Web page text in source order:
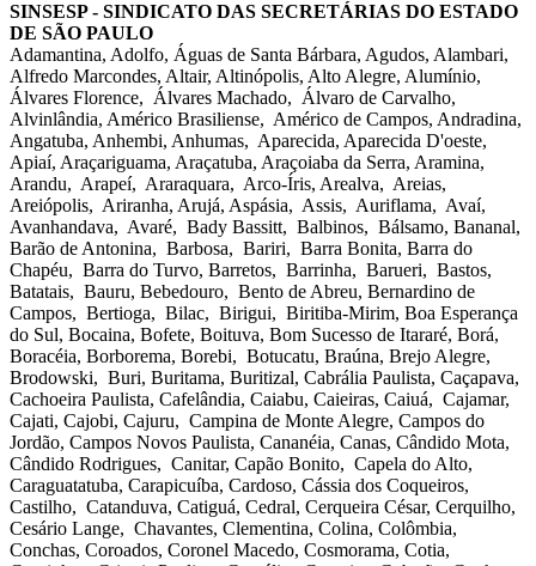
SINSESP - SINDICATO DAS SECRETÁRIAS DO ESTADO
DE SÃO PAULO
Adamantina, Adolfo, Águas de Santa Bárbara, Agudos, Alambari,
Alfredo Marcondes, Altair, Altinópolis, Alto Alegre, Alumínio,
Álvares Florence, Álvares Machado, Álvaro de Carvalho,
Alvinlândia, Américo Brasiliense, Américo de Campos, Andradina,
Angatuba, Anhembi, Anhumas, Aparecida, Aparecida D'oeste,
Apiaí, Araçariguama, Araçatuba, Araçoiaba da Serra, Aramina,
Arandu, Arapeí, Araraquara, Arco-Íris, Arealva, Areias,
Areiópolis, Ariranha, Arujá, Aspásia, Assis, Auriflama, Avaí,
Avanhandava, Avaré, Bady Bassitt, Balbinos, Bálsamo, Bananal,
Barão de Antonina, Barbosa, Bariri, Barra Bonita, Barra do
Chapéu, Barra do Turvo, Barretos, Barrinha, Barueri, Bastos,
Batatais, Bauru, Bebedouro, Bento de Abreu, Bernardino de
Campos, Bertioga, Bilac, Birigui, Biritiba-Mirim, Boa Esperança
do Sul, Bocaina, Bofete, Boituva, Bom Sucesso de Itararé, Borá,
Boracéia, Borborema, Borebi, Botucatu, Braúna, Brejo Alegre,
Brodowski, Buri, Buritama, Buritizal, Cabrália Paulista, Caçapava,
Cachoeira Paulista, Cafelândia, Caiabu, Caieiras, Caiuá, Cajamar,
Cajati, Cajobi, Cajuru, Campina de Monte Alegre, Campos do
Jordão, Campos Novos Paulista, Cananéia, Canas, Cândido Mota,
Cândido Rodrigues, Canitar, Capão Bonito, Capela do Alto,
Caraguatatuba, Carapicuíba, Cardoso, Cássia dos Coqueiros,
Castilho, Catanduva, Catiguá, Cedral, Cerqueira César, Cerquilho,
Cesário Lange, Chavantes, Clementina, Colina, Colômbia,
Conchas, Coroados, Coronel Macedo, Cosmorama, Cotia,